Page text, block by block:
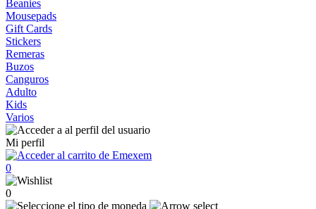
Beanies
Mousepads
Gift Cards
Stickers
Remeras
Buzos
Canguros
Adulto
Kids
Varios
Mi perfil
0
0